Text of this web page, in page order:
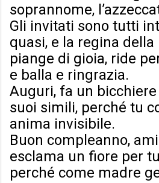
soprannome,
Gli invitati sono tutti
quasi, e la regina
piange di gioia, ride
e balla e ringrazia.
Auguri, fa un
suoi simili, perché tu
anima invisibile.
Buon compleanno,
esclama un fiore per
perché come madre